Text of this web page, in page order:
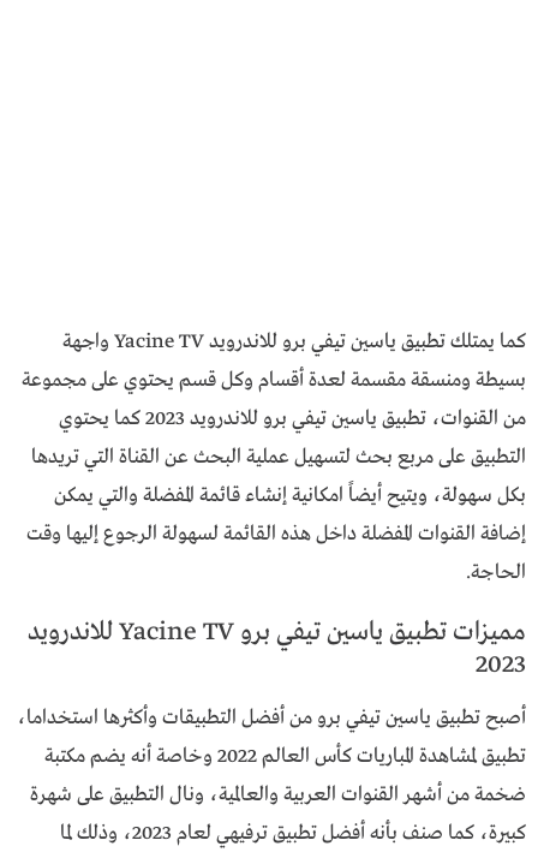
كما يمتلك تطبيق ياسين تيفي برو للاندرويد Yacine TV واجهة
بسيطة ومنسقة مقسمة لعدة أقسام وكل قسم يحتوي على مجموعة
من القنوات، تطبيق ياسين تيفي برو للاندرويد 2023 كما يحتوي
التطبيق على مربع بحث لتسهيل عملية البحث عن القناة التي تريدها
بكل سهولة، ويتيح أيضاً امكانية إنشاء قائمة المفضلة والتي يمكن
إضافة القنوات المفضلة داخل هذه القائمة لسهولة الرجوع إليها وقت
الحاجة.
مميزات تطبيق ياسين تيفي برو Yacine TV للاندرويد
2023
أصبح تطبيق ياسين تيفي برو من أفضل التطبيقات وأكثرها استخداما،
تطبيق لمشاهدة المباريات كأس العالم 2022 وخاصة أنه يضم مكتبة
ضخمة من أشهر القنوات العربية والعالمية، ونال التطبيق على شهرة
كبيرة، كما صنف بأنه أفضل تطبيق ترفيهي لعام 2023، وذلك لما